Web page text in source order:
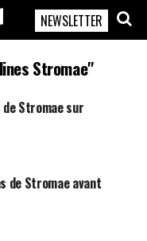
NEWSLETTER
Stromae"
Stromae sur
de Stromae avant